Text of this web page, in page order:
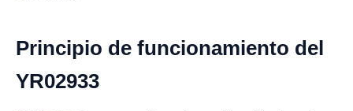
Principio de funcionamiento del
YR02933